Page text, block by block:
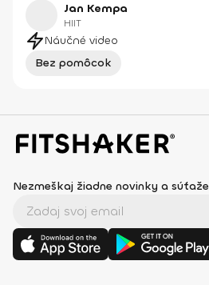
Jan Kempa
HIIT
Náučné video
Bez pomôcok
Nezmeškaj žiadne novinky a súťaže